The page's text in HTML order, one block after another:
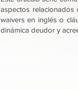
aspectos relacionados
waivers en inglés o
dinámica deudor y